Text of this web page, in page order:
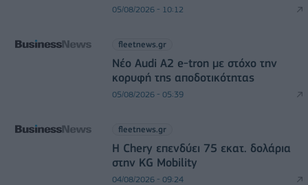
05/08/2026 - 10:12
fleetnews.gr
Νέο Audi A2 e-tron με στόχο την
κορυφή της αποδοτικότητας
05/08/2026 - 05:39
fleetnews.gr
Η Chery επενδύει 75 εκατ. δολάρια
στην KG Mobility
04/08/2026 - 09:24